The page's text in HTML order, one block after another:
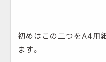
初めはこの二つをA4用
ます。